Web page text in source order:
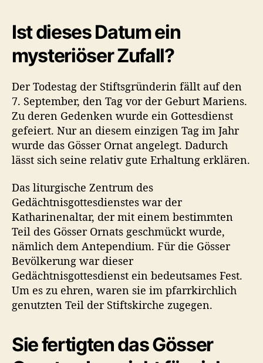
Ist dieses Datum ein
mysteriöser Zufall?
Der Todestag der Stiftsgründerin fällt auf den
7. September, den Tag vor der Geburt Mariens.
Zu deren Gedenken wurde ein Gottesdienst
gefeiert. Nur an diesem einzigen Tag im Jahr
wurde das Gösser Ornat angelegt. Dadurch
lässt sich seine relativ gute Erhaltung erklären.
Das liturgische Zentrum des
Gedächtnisgottesdienstes war der
Katharinenaltar, der mit einem bestimmten
Teil des Gösser Ornats geschmückt wurde,
nämlich dem Antependium. Für die Gösser
Bevölkerung war dieser
Gedächtnisgottesdienst ein bedeutsames Fest.
Um es zu ehren, waren sie im pfarrkirchlich
genutzten Teil der Stiftskirche zugegen.
Sie fertigten das Gösser